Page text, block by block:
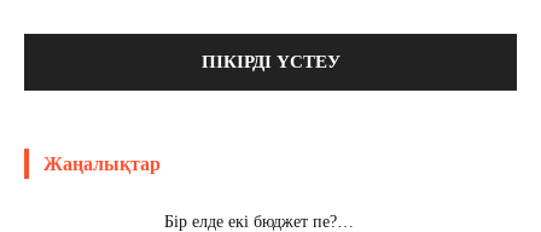
Жаңалықтар
Бір елде екі бюджет пе?…